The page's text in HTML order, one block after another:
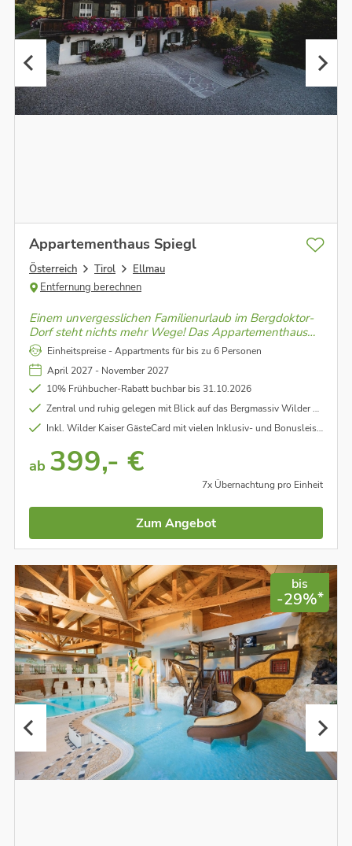
Appartementhaus Spiegl
Österreich Tirol
Ellmau
Entfernung berechnen
Einem unvergesslichen Familienurlaub im Bergdoktor-
Dorf steht nichts mehr Wege! Das Appartementhaus
befindet sich direkt in Ellmau und doch in ruhiger Lage.
Es erwarten Euch moderne und helle Appartements
mit Blick auf den Wilden Kaiser!
Einheitspreise - Appartments für bis zu 6 Personen
April 2027 - November 2027
10% Frühbucher-Rabatt buchbar bis 31.10.2026
Zentral und ruhig gelegen mit Blick auf das Bergmassiv Wilder Kaiser
Inkl. Wilder Kaiser GästeCard mit vielen Inklusiv- und Bonusleistungen (wie Ermäßigung bei den Sommerbergbahn-Tickets, Bäder, Radverleih , kostenloser Postbus, Wanderbus Kaiserjet, uvm.)
ab 399,- €
7x Übernachtung pro Einheit
Zum Angebot
bis
-29%*